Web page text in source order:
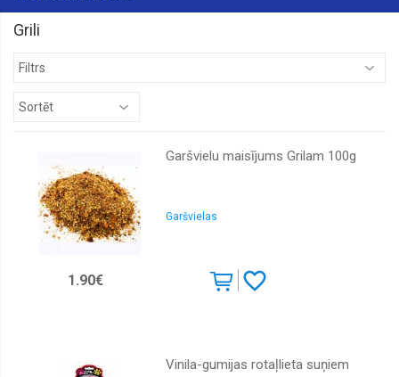
Grili
Garšvielu maisījums Grilam 100g
Garšvielas
1.90€
Vinila-gumijas rotaļlieta suņiem